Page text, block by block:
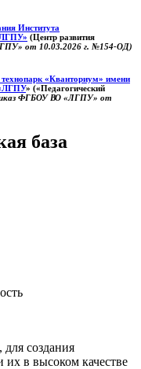
Института
(Центр развития
от 10.03.2026 г. №154-ОД)
«Кванториум» имени
» («Педагогический
ФГБОУ ВО «ЛГПУ» от
база
создания
их в высоком качестве